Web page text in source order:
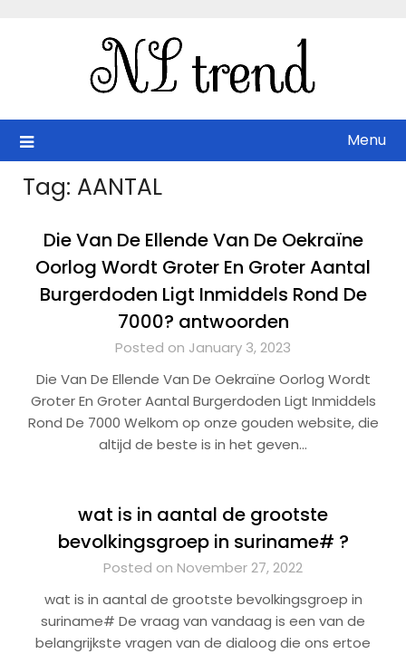
Menu
Tag: AANTAL
Die Van De Ellende Van De Oekraïne
Oorlog Wordt Groter En Groter Aantal
Burgerdoden Ligt Inmiddels Rond De
7000? antwoorden
Posted on January 3, 2023
Die Van De Ellende Van De Oekraïne Oorlog Wordt
Groter En Groter Aantal Burgerdoden Ligt Inmiddels
Rond De 7000 Welkom op onze gouden website, die
altijd de beste is in het geven…
wat is in aantal de grootste
bevolkingsgroep in suriname# ?
Posted on November 27, 2022
wat is in aantal de grootste bevolkingsgroep in
suriname# De vraag van vandaag is een van de
belangrijkste vragen van de dialoog die ons ertoe